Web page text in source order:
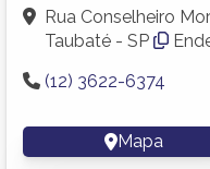
Rua Conselheiro
Taubaté - SP
(12) 3622-6374
Mapa